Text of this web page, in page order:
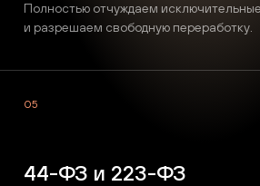
Полностью отчуждаем
и разрешаем свободную переработку.
05
44-ФЗ и 223-ФЗ